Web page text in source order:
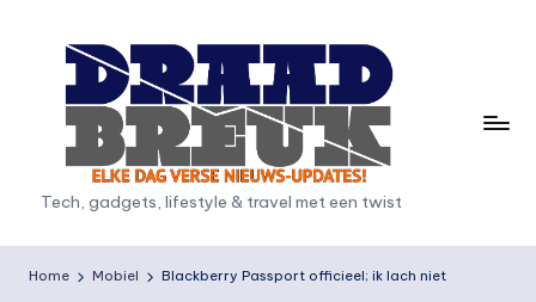
D
r
a
Tech, gadgets, lifestyle & travel met een twist
Home Mobiel Blackberry Passport officieel; ik lach niet